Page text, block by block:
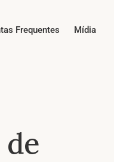
Frequentes Mídia
de